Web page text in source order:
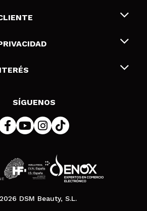
de uso
SÍGUENOS
DSM Beauty, S.L.